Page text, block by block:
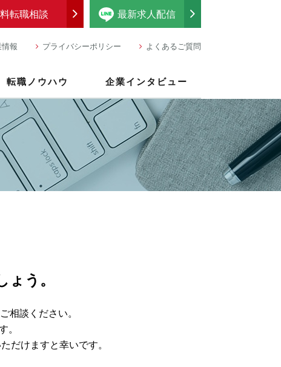
最新求人配信
転職相談
報 プライバシーポリシー よくあるご質問
転職ノウハウ 企業インタビュー
う。
相談ください。
。
だけますと幸いです。